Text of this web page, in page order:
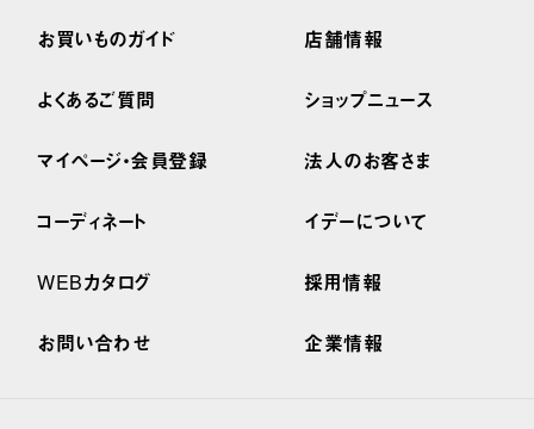
お買いものガイド
よくあるご質問
マイページ・会員登録
コーディネート
WEBカタログ
お問い合わせ
店舗情報
ショップニュース
法人のお客さま
イデーについて
採用情報
企業情報